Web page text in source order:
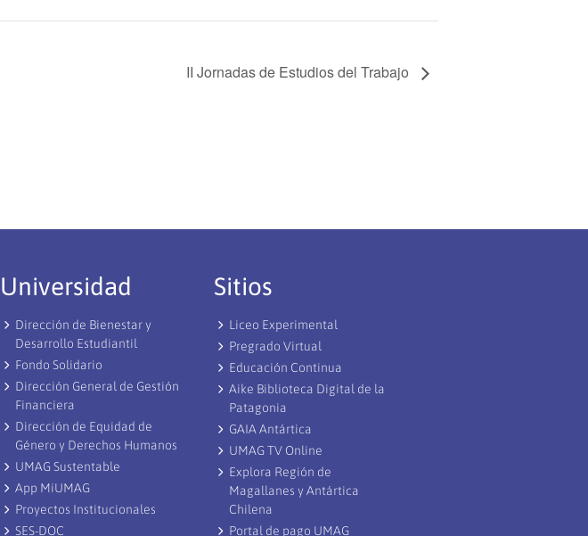
II Jornadas de Estudios del Trabajo
Universidad
Dirección de Bienestar y
Desarrollo Estudiantil
Fondo Solidario
Dirección General de Gestión
Financiera
Dirección de Equidad de
Género y Derechos Humanos
UMAG Sustentable
App MiUMAG
Proyectos Institucionales
SES-DOC
Sitios
Liceo Experimental
Pregrado Virtual
Educación Continua
Aike Biblioteca Digital de la
Patagonia
GAIA Antártica
UMAG TV Online
Explora Región de
Magallanes y Antártica
Chilena
Portal de pago UMAG